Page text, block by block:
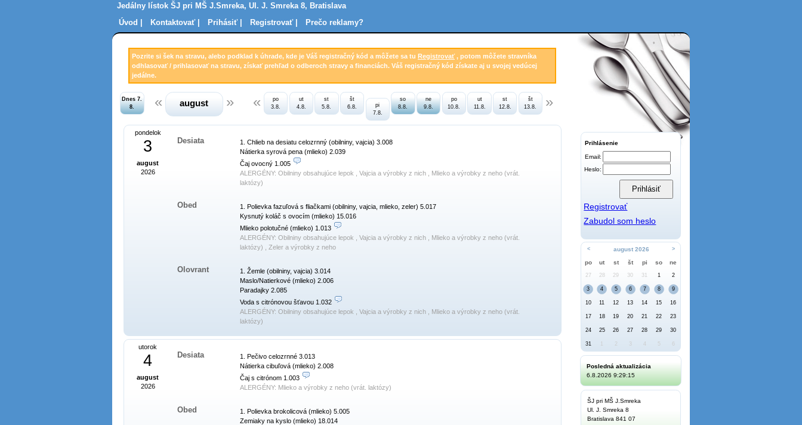
Jedálny lístok ŠJ pri MŠ J.Smreka, Ul. J. Smreka 8, Bratislava
Úvod |
Kontaktovať | Prihásiť | Registrovať | Prečo reklamy?
Pozrite si šek na stravu, alebo podklad k úhrade, kde je Váš registračný kód a môžete sa tu Registrovať, potom môžete stravníka
odhlasovať / prihlasovať na stravu, získať prehľad o odberoch stravy a financiách. Váš registračný kód získate aj u svojej vedúcej
jedálne.
Dnes 7.
8.
august
po
3.8.
ut
4.8.
st
5.8.
št
6.8.
pi
7.8.
so
8.8.
ne
9.8.
po
10.8.
ut
11.8.
st
12.8.
št
13.8.
pondelok
3
august
2026
Desiata
1. Chlieb na desiatu celozrnný (obilniny, vajcia) 3.008
Nátierka syrová pena (mlieko) 2.039
Čaj ovocný 1.005
ALERGÉNY: Obilniny obsahujúce lepok , Vajcia a výrobky z nich , Mlieko a výrobky z neho (vrát.
laktózy)
Obed
1. Polievka fazuľová s fliačkami (obilniny, vajcia, mlieko, zeler) 5.017
Kysnutý koláč s ovocím (mlieko) 15.016
Mlieko polotučné (mlieko) 1.013
ALERGÉNY: Obilniny obsahujúce lepok , Vajcia a výrobky z nich , Mlieko a výrobky z neho (vrát.
laktózy) , Zeler a výrobky z neho
Olovrant
1. Žemle (obilniny, vajcia) 3.014
Maslo/Natierkové (mlieko) 2.006
Paradajky 2.085
Voda s citrónovou šťavou 1.032
ALERGÉNY: Obilniny obsahujúce lepok , Vajcia a výrobky z nich , Mlieko a výrobky z neho (vrát.
laktózy)
utorok
4
august
2026
Desiata
1. Pečivo celozrnné 3.013
Nátierka cibuľová (mlieko) 2.008
Čaj s citrónom 1.003
ALERGÉNY: Mlieko a výrobky z neho (vrát. laktózy)
Obed
1. Polievka brokolicová (mlieko) 5.005
Zemiaky na kyslo (mlieko) 18.014
Prihlásenie
Email:
Heslo:
Registrovať
Zabudol som heslo
< august 2026 >
po ut st št pi so ne
27 28 29 30 31 1 2
3 4 5 6 7 8 9
10 11 12 13 14 15 16
17 18 19 20 21 22 23
24 25 26 27 28 29 30
31 2 3 4 5 6
Posledná aktualizácia
6.8.2026 9:29:15
ŠJ pri MŠ J.Smreka
Ul. J. Smreka 8
Bratislava 841 07